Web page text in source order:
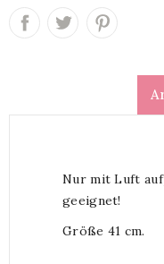
Nur mit Luft
geeignet!
Größe 41 cm.